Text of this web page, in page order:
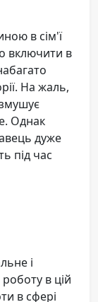
в сім'ї
включити в
На жаль,
змушує
Однак
дуже
під час
і
в цій
в сфері